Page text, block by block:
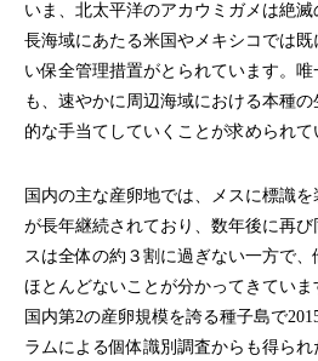
いま、北太平洋のアカウミガメは絶
長海域にあたる米国やメキシコでは
い保全管理措置がとられています。
も、速やかに周辺海域における本種
的な手当てしていくことが求められて
国内の主な産卵地では、メスに標識
が長年継続されており、数年後に再
スは全体の約３割に過ぎない一方で
ほとんどないことが分かってきていま
国内第2の産卵規模を誇る種子島で
ラムによる個体識別調査からも得ら